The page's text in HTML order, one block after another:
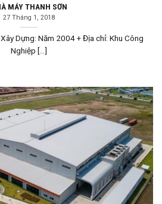
MÁY THANH SƠN
27 Tháng 1, 2018
Dựng: Năm 2004 + Địa chỉ: Khu Công
Nghiệp [...]